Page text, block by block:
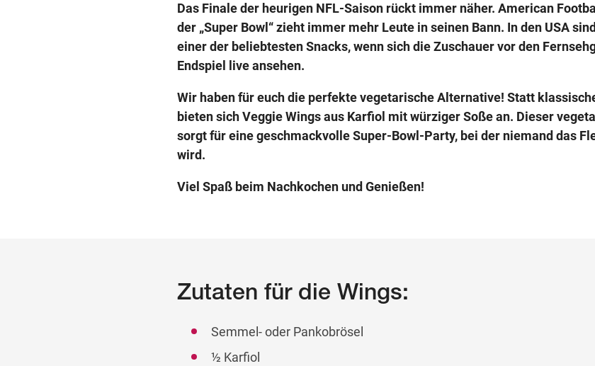
Das Finale der heurigen NFL-Saison rückt immer näher. American
der „Super Bowl“ zieht immer mehr Leute in seinen Bann. In den USA
einer der beliebtesten Snacks, wenn sich die Zuschauer vor den
Endspiel live ansehen.
Wir haben für euch die perfekte vegetarische Alternative! Statt
bieten sich Veggie Wings aus Karfiol mit würziger Soße an. Dieser
sorgt für eine geschmackvolle Super-Bowl-Party, bei der niemand das
wird.
Viel Spaß beim Nachkochen und Genießen!
Zutaten für die Wings:
Semmel- oder Pankobrösel
½ Karfiol